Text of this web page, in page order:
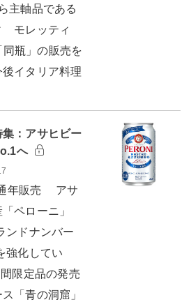
主軸品である
モレッティ
瓶」の販売を
イタリア料理
：アサヒビー
へ
年販売 アサ
ペローニ」
ンドナンバー
強化してい
限定品の発売
「青の洞窟」